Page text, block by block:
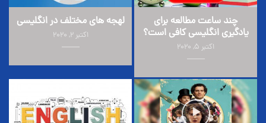
چند ساعت مطالعه برای
یادگیری انگلیسی کافی است؟
اکتبر 5, 2020
لهجه های مختلف در انگلیسی
اکتبر 2, 2020